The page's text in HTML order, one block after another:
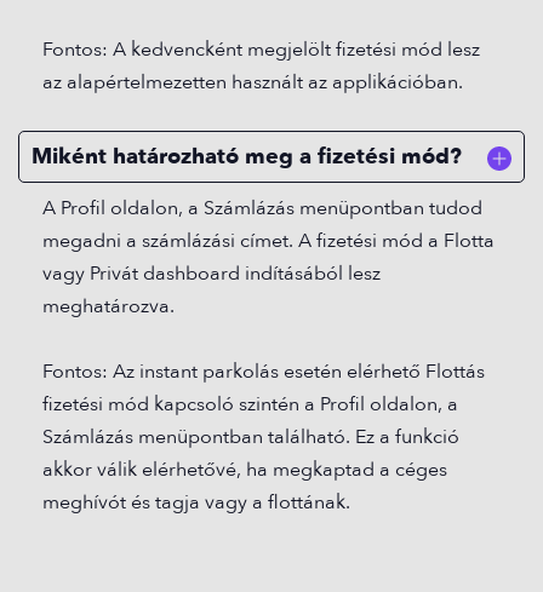
Fontos: A kedvencként megjelölt fizetési mód lesz
az alapértelmezetten használt az applikációban.
Miként határozható meg a fizetési mód?
A Profil oldalon, a Számlázás menüpontban tudod
megadni a számlázási címet. A fizetési mód a Flotta
vagy Privát dashboard indításából lesz
meghatározva.
Fontos: Az instant parkolás esetén elérhető Flottás
fizetési mód kapcsoló szintén a Profil oldalon, a
Számlázás menüpontban található. Ez a funkció
akkor válik elérhetővé, ha megkaptad a céges
meghívót és tagja vagy a flottának.